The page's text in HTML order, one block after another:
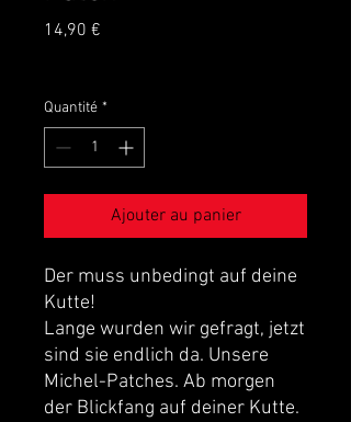
14,90 €
Quantité *
Ajouter au panier
Der muss unbedingt auf deine
Kutte!
Lange wurden wir gefragt, jetzt
sind sie endlich da. Unsere
Michel-Patches. Ab morgen
der Blickfang auf deiner Kutte.